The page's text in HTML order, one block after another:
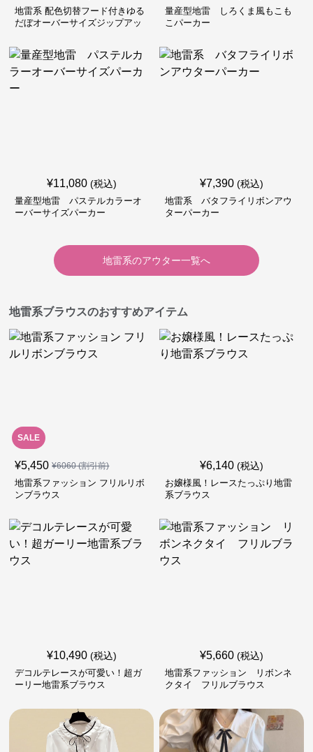
地雷系 配色切替フード付きゆる
だぼオーバーサイズジップアッ
量産型地雷 しろくま風もこも
こパーカー
¥11,080 (税込)
量産型地雷 パステルカラーオ
ーバーサイズパーカー
¥7,390 (税込)
地雷系 バタフライリボンアウ
ターパーカー
地雷系のアウター一覧へ
地雷系ブラウスのおすすめアイテム
SALE
¥5,450 ¥6060(割引前)
地雷系ファッション フリルリボ
ンブラウス
¥6,140 (税込)
お嬢様風！レースたっぷり地雷
系ブラウス
¥10,490 (税込)
デコルテレースが可愛い！超ガ
ーリー地雷系ブラウス
¥5,660 (税込)
地雷系ファッション リボンネ
クタイ フリルブラウス